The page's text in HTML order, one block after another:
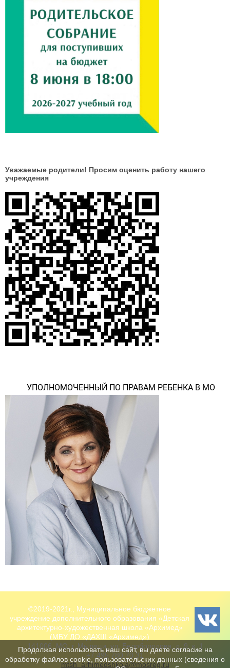
Уважаемые родители! Просим оценить работу нашего
учреждения
УПОЛНОМОЧЕННЫЙ ПО ПРАВАМ РЕБЕНКА В МО
©2019-2021г., Муниципальное бюджетное
учреждение дополнительного образования «Детская
архитектурно-художественная школа «Архимед»
(МБУ ДО «ДАХШ «Архимед»)
141006, МО, г. Мытищи, ул. Белобородова, д. 9, к. 1
+7 495 780 70 31
mtsh_arhimedshkola@mosreg.ru
Продолжая использовать наш сайт, вы даете согласие на
обработку файлов cookie, пользовательских данных (сведения о